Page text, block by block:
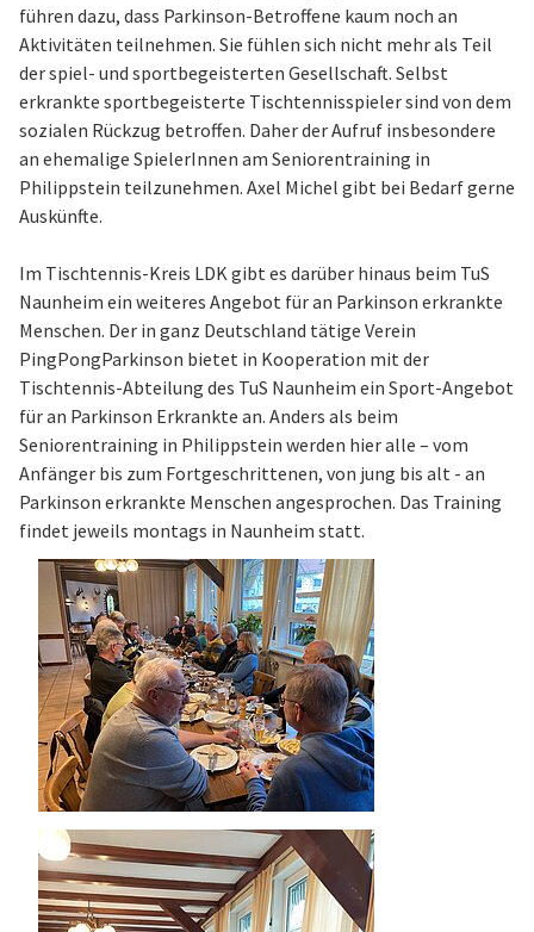
führen dazu, dass Parkinson-Betroffene kaum noch an
Aktivitäten teilnehmen. Sie fühlen sich nicht mehr als Teil
der spiel- und sportbegeisterten Gesellschaft. Selbst
erkrankte sportbegeisterte Tischtennisspieler sind von dem
sozialen Rückzug betroffen. Daher der Aufruf insbesondere
an ehemalige SpielerInnen am Seniorentraining in
Philippstein teilzunehmen. Axel Michel gibt bei Bedarf gerne
Auskünfte.
Im Tischtennis-Kreis LDK gibt es darüber hinaus beim TuS
Naunheim ein weiteres Angebot für an Parkinson erkrankte
Menschen. Der in ganz Deutschland tätige Verein
PingPongParkinson bietet in Kooperation mit der
Tischtennis-Abteilung des TuS Naunheim ein Sport-Angebot
für an Parkinson Erkrankte an. Anders als beim
Seniorentraining in Philippstein werden hier alle – vom
Anfänger bis zum Fortgeschrittenen, von jung bis alt - an
Parkinson erkrankte Menschen angesprochen. Das Training
findet jeweils montags in Naunheim statt.